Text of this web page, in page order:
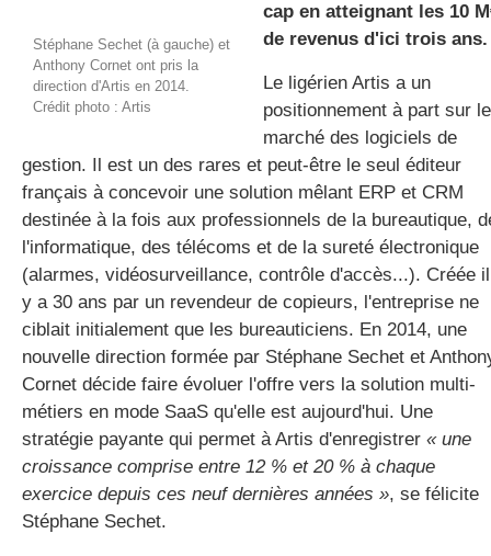
Stéphane Sechet (à gauche) et
Anthony Cornet ont pris la
direction d'Artis en 2014.
Crédit photo : Artis
cap en atteignant les 10
de revenus d'ici trois ans.
Le ligérien Artis a un
positionnement à part sur le
marché des logiciels de
gestion. Il est un des rares et peut-être le seul éditeur
français à concevoir une solution mêlant ERP et CRM
destinée à la fois aux professionnels de la bureautique,
l'informatique, des télécoms et de la sureté électronique
(alarmes, vidéosurveillance, contrôle d'accès...). Créée il
y a 30 ans par un revendeur de copieurs, l'entreprise ne
ciblait initialement que les bureauticiens. En 2014, une
nouvelle direction formée par Stéphane Sechet et
Cornet décide faire évoluer l'offre vers la solution multi-
métiers en mode SaaS qu'elle est aujourd'hui. Une
stratégie payante qui permet à Artis d'enregistrer « une
croissance comprise entre 12 % et 20 % à chaque
exercice depuis ces neuf dernières années », se félicite
Stéphane Sechet.